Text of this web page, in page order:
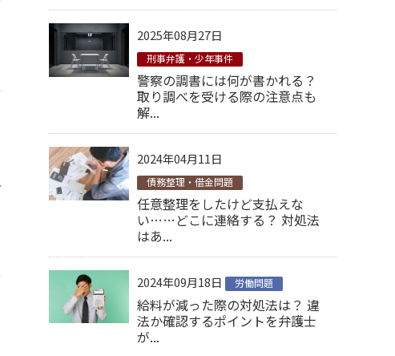
2025年08月27日
刑事弁護・少年事件
警察の調書には何が書かれる？
取り調べを受ける際の注意点も
解...
2024年04月11日
債務整理・借金問題
任意整理をしたけど支払えな
い……どこに連絡する？ 対処法
はあ...
2024年09月18日 労働問題
給料が減った際の対処法は？ 違
法か確認するポイントを弁護士
が...